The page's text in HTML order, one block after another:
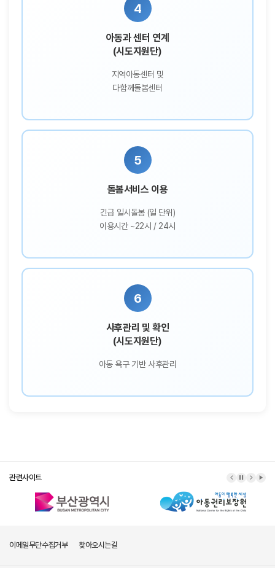
4
아동과 센터 연계
(시도지원단)
지역아동센터 및
다함께돌봄센터
5
돌봄서비스 이용
긴급 일시돌봄 (일 단위)
이용시간 ~22시 / 24시
6
사후관리 및 확인
(시도지원단)
아동 욕구 기반 사후관리
관련사이트
이메일무단수집거부 찾아오시는길